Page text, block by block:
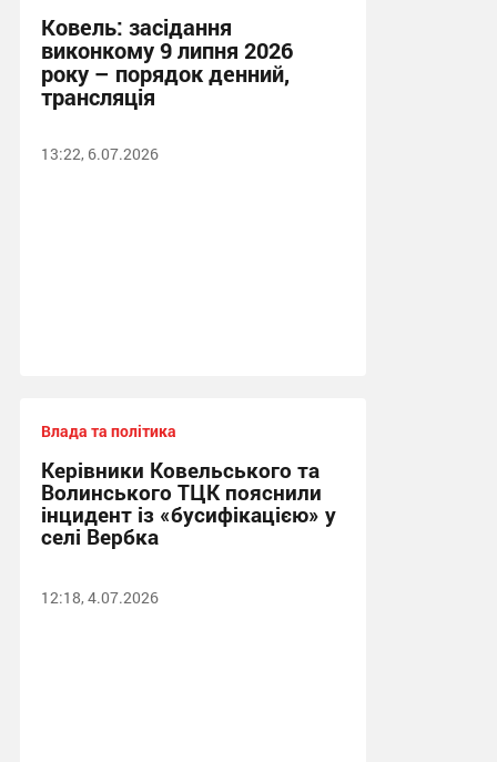
Ковель: засідання
виконкому 9 липня 2026
року – порядок денний,
трансляція
13:22, 6.07.2026
Влада та політика
Керівники Ковельського та
Волинського ТЦК пояснили
інцидент із «бусифікацією» у
селі Вербка
12:18, 4.07.2026